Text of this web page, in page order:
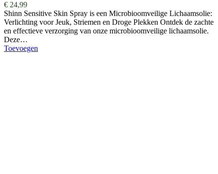
€ 24,99
Shinn Sensitive Skin Spray is een Microbioomveilige Lichaamsolie:
Verlichting voor Jeuk, Striemen en Droge Plekken Ontdek de zachte
en effectieve verzorging van onze microbioomveilige lichaamsolie.
Deze…
Toevoegen